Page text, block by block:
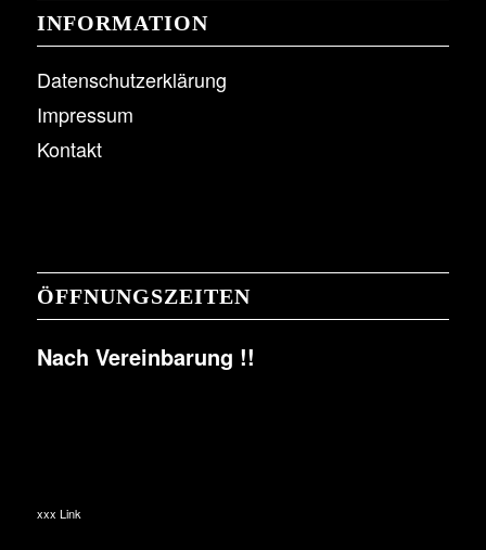
INFORMATION
Datenschutzerklärung
Impressum
Kontakt
ÖFFNUNGSZEITEN
Nach Vereinbarung !!
xxx Link